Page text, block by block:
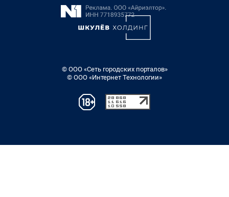
© ООО «Сеть городских порталов»
© ООО «Интернет Технологии»